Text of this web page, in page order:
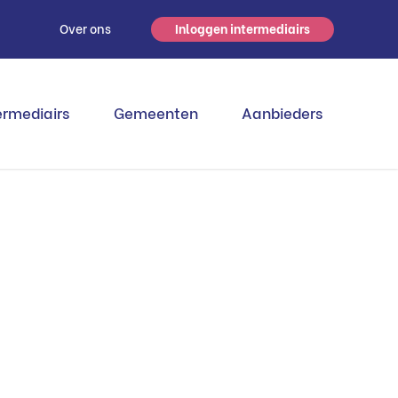
Over ons Inloggen intermediairs
Gemeenten Aanbieders